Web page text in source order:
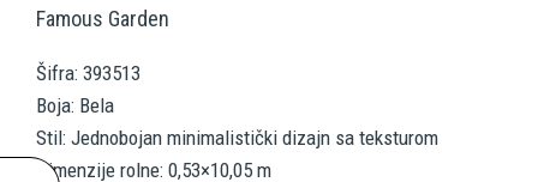
Famous Garden
Šifra: 393513
Boja: Bela
Stil: Jednobojan minimalistički dizajn sa teksturom
Dimenzije rolne: 0,53×10,05 m